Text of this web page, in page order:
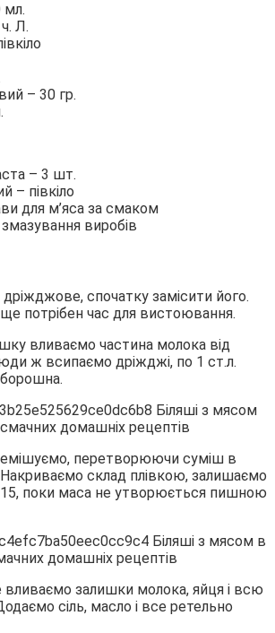
мл.
Л.
– 30 гр.
– 3 шт.
– півкіло
для м’яса за смаком
виробів
дріжджове, спочатку замісити його.
потрібен час для вистоювання.
вливаємо частина молока від
ж всипаємо дріжджі, по 1 ст.л.
борошна.
перетворюючи суміш в
склад плівкою, залишаємо
15, поки маса не утворюється пишною
вливаємо залишки молока, яйця і всю
сіль, масло і все ретельно